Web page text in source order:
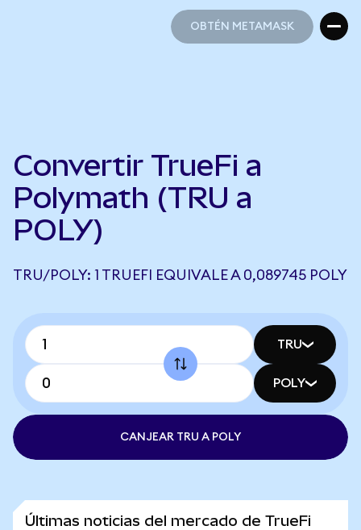
OBTÉN METAMASK
Convertir TrueFi a
Polymath (TRU a
POLY)
TRU/POLY: 1 TRUEFI EQUIVALE A 0,089745 POLY
TRU
POLY
CANJEAR TRU A POLY
Últimas noticias del mercado de TrueFi